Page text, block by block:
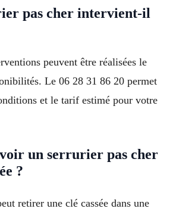
pas cher intervient-il
peuvent être réalisées le
Le 06 28 31 86 20 permet
et le tarif estimé pour votre
un serrurier pas cher
?
retirer une clé cassée dans une